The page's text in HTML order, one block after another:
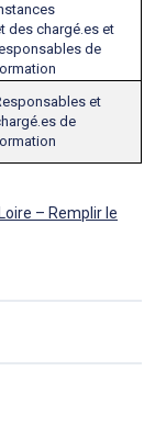
des chargé.es et
de
et
de
– Remplir le